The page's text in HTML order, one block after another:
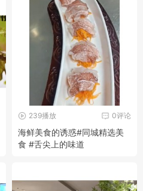
0评论
239播放
海鲜美食的诱惑#同城精选美
食 #舌尖上的味道